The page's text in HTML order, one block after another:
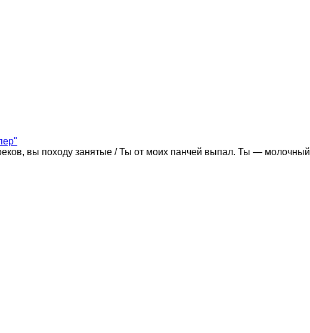
вы походу занятые / Ты от моих панчей выпал. Ты —